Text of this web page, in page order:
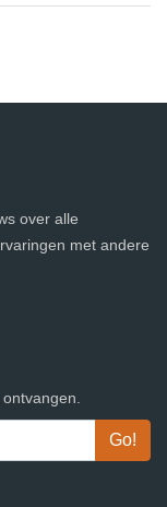
over alle
met andere